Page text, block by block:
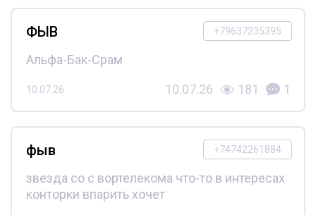
+79637235395
ФЫВ
Альфа-Бак-Срам
10.07.26 10.07.26 181 1
+74742261884
фыв
звезда со с вортелекома что-то в интересах
конторки впарить хочет